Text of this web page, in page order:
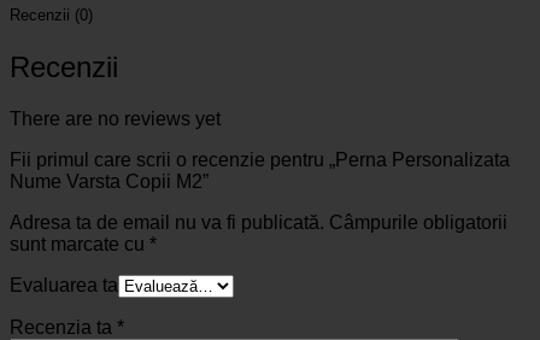
Recenzii (0)
Recenzii
There are no reviews yet
Fii primul care scrii o recenzie pentru „Perna Personalizata
Nume Varsta Copii M2”
Adresa ta de email nu va fi publicată. Câmpurile obligatorii
sunt marcate cu *
Evaluarea ta
Recenzia ta *